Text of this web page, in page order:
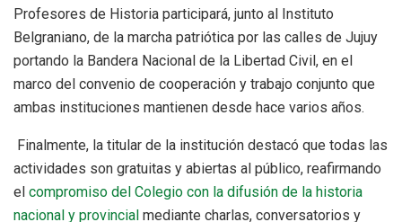
Profesores de Historia participará, junto al Instituto
Belgraniano, de la marcha patriótica por las calles de Jujuy
portando la Bandera Nacional de la Libertad Civil, en el
marco del convenio de cooperación y trabajo conjunto que
ambas instituciones mantienen desde hace varios años.
Finalmente, la titular de la institución destacó que todas las
actividades son gratuitas y abiertas al público, reafirmando
el compromiso del Colegio con la difusión de la historia
nacional y provincial mediante charlas, conversatorios y